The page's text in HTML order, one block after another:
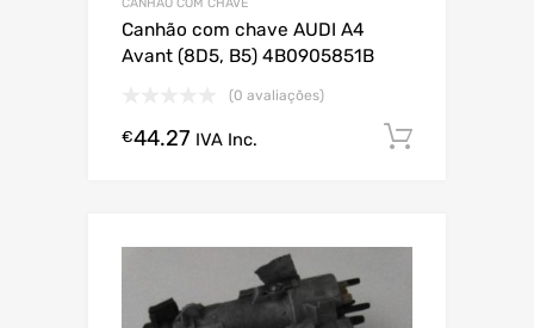
CANHÃO COM CHAVE
Canhão com chave AUDI A4
Avant (8D5, B5) 4B0905851B
(0 avaliações)
€44.27 IVA Inc.